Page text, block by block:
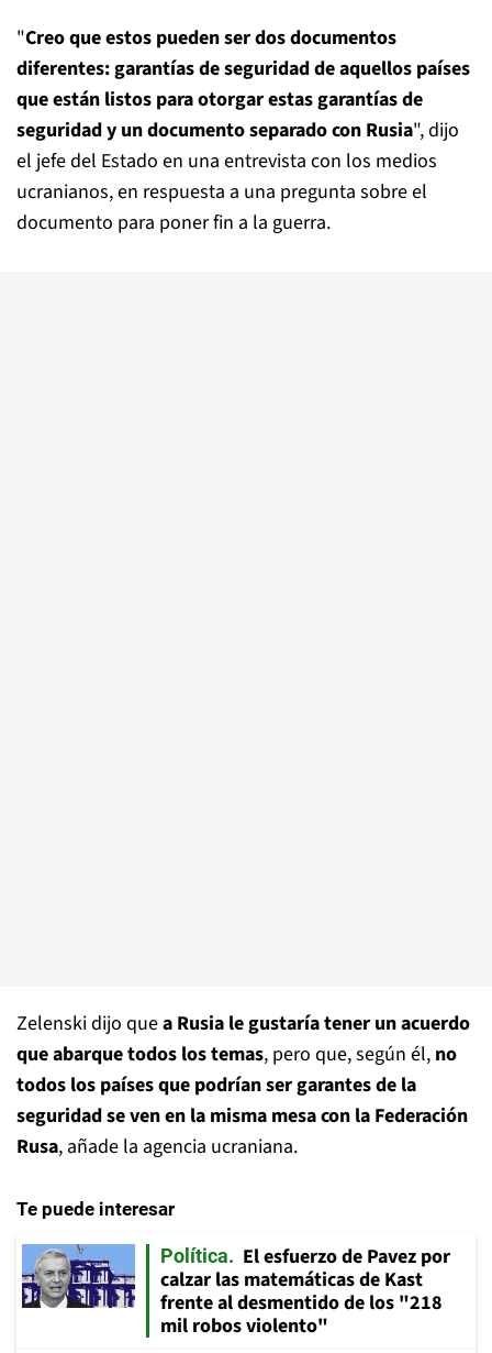
"Creo que estos pueden ser dos documentos
diferentes: garantías de seguridad de aquellos países
que están listos para otorgar estas garantías de
seguridad y un documento separado con Rusia", dijo
el jefe del Estado en una entrevista con los medios
ucranianos, en respuesta a una pregunta sobre el
documento para poner fin a la guerra.
Zelenski dijo quea Rusia le gustaría tener un acuerdo
que abarque todos los temas, pero que, según él, no
todos los países que podrían ser garantes de la
seguridad se ven en la misma mesa con la Federación
Rusa, añade la agencia ucraniana.
Te puede interesar
Política
El esfuerzo de Pavez por
calzar las matemáticas de Kast
frente al desmentido de los "218
mil robos violento"